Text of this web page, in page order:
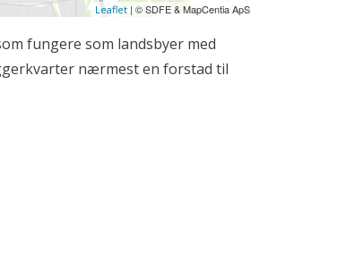
Leaflet | © SDFE & MapCentia ApS
fungere som landsbyer med
nærmest en forstad til